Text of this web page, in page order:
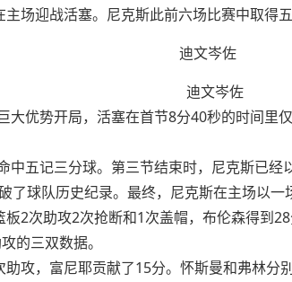
迎战活塞。尼克斯此前六场比赛中取得五
迪文岑佐
优势开局，活塞在首节8分40秒的时间里
五记三分球。第三节结束时，尼克斯已经
了球队历史纪录。最终，尼克斯在主场以一
次助攻2次抢断和1次盖帽，布伦森得到
的三双数据。
，富尼耶贡献了15分。怀斯曼和弗林分